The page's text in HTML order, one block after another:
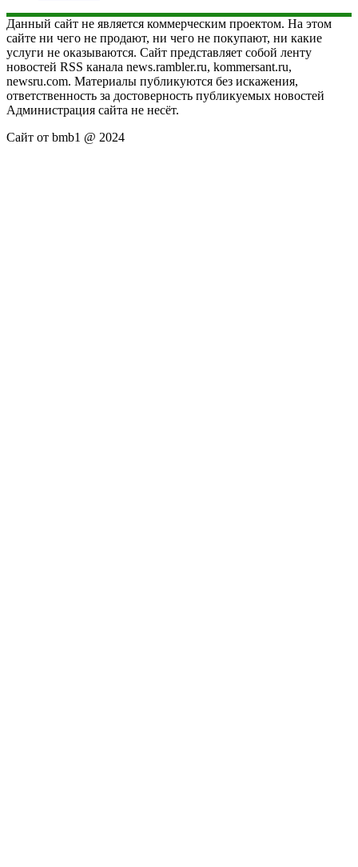
Данный сайт не является коммерческим проектом. На этом
сайте ни чего не продают, ни чего не покупают, ни какие
услуги не оказываются. Сайт представляет собой ленту
новостей RSS канала news.rambler.ru, kommersant.ru,
newsru.com. Материалы публикуются без искажения,
ответственность за достоверность публикуемых новостей
Администрация сайта не несёт.
Сайт от bmb1 @ 2024